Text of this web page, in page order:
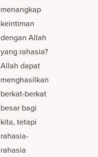
menangkap
keintiman
dengan Allah
yang rahasia?
Allah dapat
menghasilkan
berkat-berkat
besar bagi
kita, tetapi
rahasia-
rahasia